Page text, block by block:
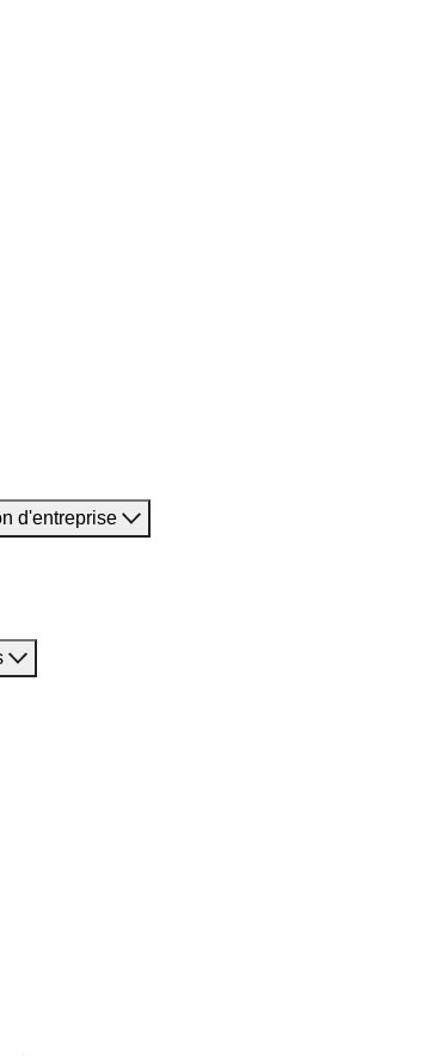
d'entreprise